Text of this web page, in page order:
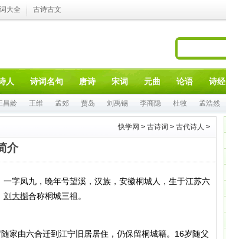
大全 古诗古文
人 诗词名句 唐诗 宋词 元曲 论语 诗经
昌龄 王维 孟郊 贾岛 刘禹锡 李商隐 杜牧 孟浩然
快学网 > 古诗词 > 古代诗人 >
介
字凤九，晚年号望溪，汉族，安徽桐城人，生于江苏六
刘大櫆合称桐城三祖。
由六合迁到江宁旧居居住，仍保留桐城籍。16岁随父